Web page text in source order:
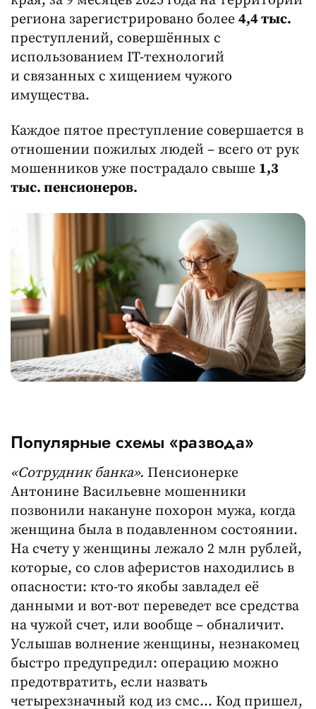
региона зарегистрировано более 4,4 тыс.
преступлений, совершённых с
использованием IT-технологий
и связанных с хищением чужого
имущества.
Каждое пятое преступление совершается в
отношении пожилых людей – всего от рук
мошенников уже пострадало свыше 1,3
тыс. пенсионеров.
Популярные схемы «развода»
«Сотрудник банка». Пенсионерке
Антонине Васильевне мошенники
позвонили накануне похорон мужа, когда
женщина была в подавленном состоянии.
На счету у женщины лежало 2 млн рублей,
которые, со слов аферистов находились в
опасности: кто-то якобы завладел её
данными и вот-вот переведет все средства
на чужой счет, или вообще – обналичит.
Услышав волнение женщины, незнакомец
быстро предупредил: операцию можно
предотвратить, если назвать
четырехзначный код из смс… Код пришел,